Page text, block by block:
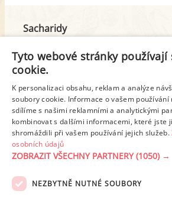
Sacharidy
z toho cukr
Tuk
z toho nas. mastné kyseliny
Detailní rozpis
Tyto webové stránky používají
cookie.
K personalizaci obsahu, reklam a analýze
soubory cookie. Informace o vašem používání
sdílíme s našimi reklamními a analytickými
kombinovat s dalšími informacemi, které jste
shromáždili při vašem používání jejich služeb.
osobních údajů
ZOBRAZIT VŠECHNY PARTNERY(1050) →
NEZBYTNĚ NUTNÉ SOUBORY